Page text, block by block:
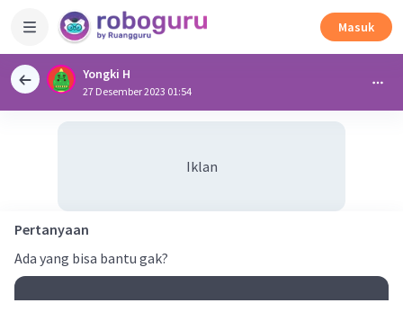
Masuk
Yongki H
27 Desember 2023 01:54
Iklan
Pertanyaan
Ada yang bisa bantu gak?